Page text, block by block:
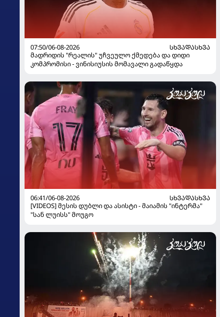
07:50/06-08-2026
ᲡᲮᲕᲐᲓᲐᲡᲮᲕᲐ
მადრიდის "რეალის" უჩვეულო ქმედება და დიდი
კომპრომისი - ვინისიუსის მომავალი გადაწყდა
06:41/06-08-2026
ᲡᲮᲕᲐᲓᲐᲡᲮᲕᲐ
[VIDEOS] მესის დუბლი და ასისტი - მაიამის "ინტერმა"
"სან ლუისს" მოუგო